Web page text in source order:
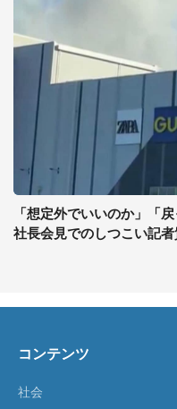
「想定外でいいのか」「
社長会見でのしつこい記
コンテンツ
社会